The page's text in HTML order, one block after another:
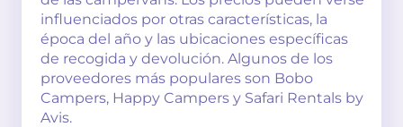
influenciados por otras características, la
época del año y las ubicaciones específicas
de recogida y devolución. Algunos de los
proveedores más populares son Bobo
Campers, Happy Campers y Safari Rentals by
Avis.